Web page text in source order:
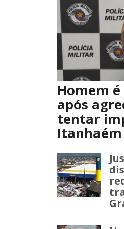
Homem
após
tentar
Itanhaém